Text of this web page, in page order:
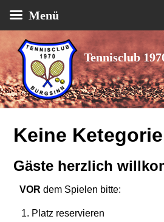
Tennisclub
Keine Ketegorie
Gäste herzlich
VOR dem Spielen bitte:
Platz reservieren
Menü